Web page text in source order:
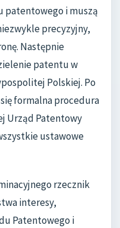
patentowego i muszą
precyzyjny,
Następnie
patentu w
Polskiej. Po
formalna procedura
Urząd Patentowy
ustawowe
rzecznik
interesy,
Patentowego i